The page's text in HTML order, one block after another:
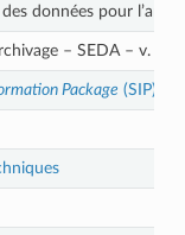
données pour
– SEDA – v. 2.1
Package (SIP)